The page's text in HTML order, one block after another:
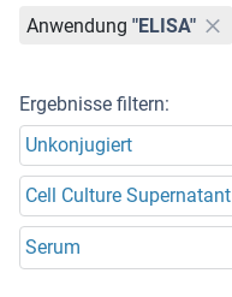
Anwendung "ELISA"
Ergebnisse filtern:
Unkonjugiert
Cell Culture Supernatant
Serum